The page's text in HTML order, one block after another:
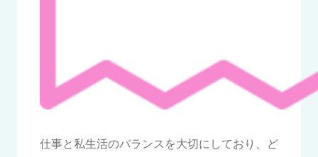
仕事と私生活のバランスを大切にしており、ど